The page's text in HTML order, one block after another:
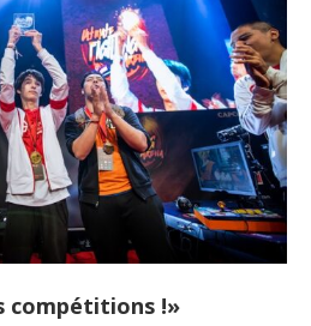
compétitions !»